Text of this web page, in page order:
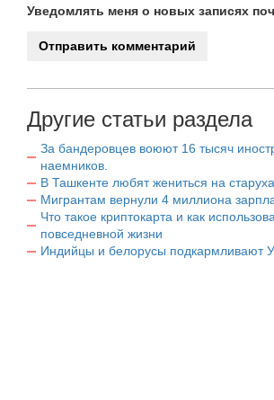
Уведомлять меня о новых записях
Другие статьи раздела
За бандеровцев воюют 16 тысяч
наемников.
В Ташкенте любят жениться на
Мигрантам вернули 4 миллиона
Что такое криптокарта и как
повседневной жизни
Индийцы и белорусы подкармливают